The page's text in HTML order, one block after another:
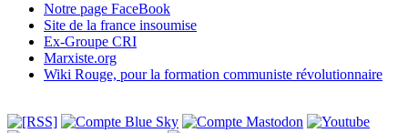
Notre page FaceBook
Site de la france insoumise
Ex-Groupe CRI
Marxiste.org
Wiki Rouge, pour la formation communiste révolutionnaire